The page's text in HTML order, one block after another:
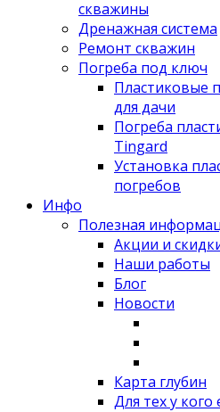
скважины
Дренажная система
Ремонт скважин
Погреба под ключ
Пластиковые
для дачи
Погреба
Tingard
Установка
погребов
Инфо
Полезная
Акции и
Наши работы
Блог
Новости
Карта глубин
Для тех у кого